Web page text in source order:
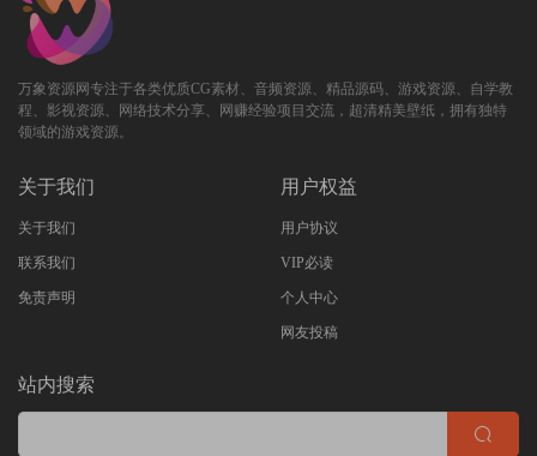
万象资源网专注于各类优质CG素材、音频资源、精品源码、游戏资源、自学教
程、影视资源、网络技术分享、网赚经验项目交流，超清精美壁纸，拥有独特
领域的游戏资源。
关于我们
关于我们
联系我们
免责声明
用户权益
用户协议
VIP必读
个人中心
网友投稿
站内搜索